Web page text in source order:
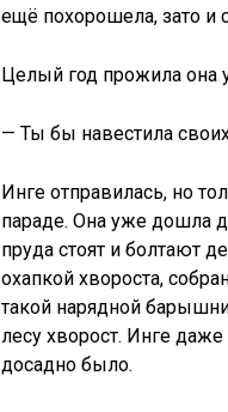
ещё похорошела, зато и
Целый год прожила она
— Ты бы навестила
Инге отправилась, но
параде. Она уже дошла
пруда стоят и болтают
охапкой хвороста,
такой нарядной
лесу хворост. Инге
досадно было.